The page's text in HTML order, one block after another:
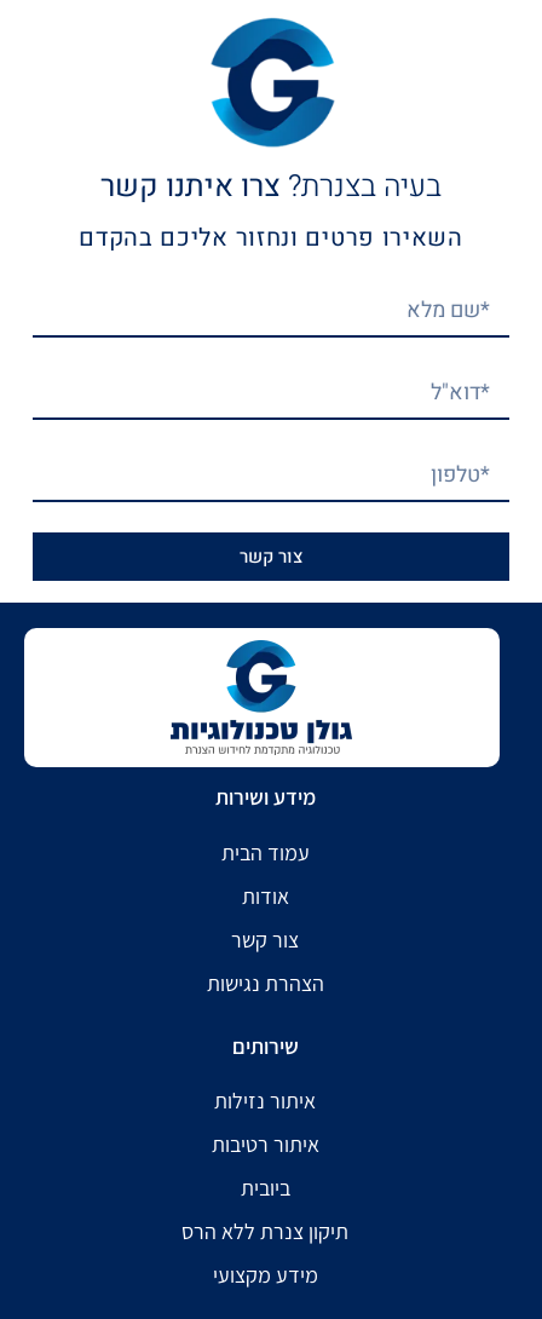
בעיה בצנרת? צרו איתנו קשר
השאירו פרטים ונחזור אליכם בהקדם
צור קשר
מידע ושירות
עמוד הבית
אודות
צור קשר
הצהרת נגישות
שירותים
איתור נזילות
איתור רטיבות
ביובית
תיקון צנרת ללא הרס
מידע מקצועי